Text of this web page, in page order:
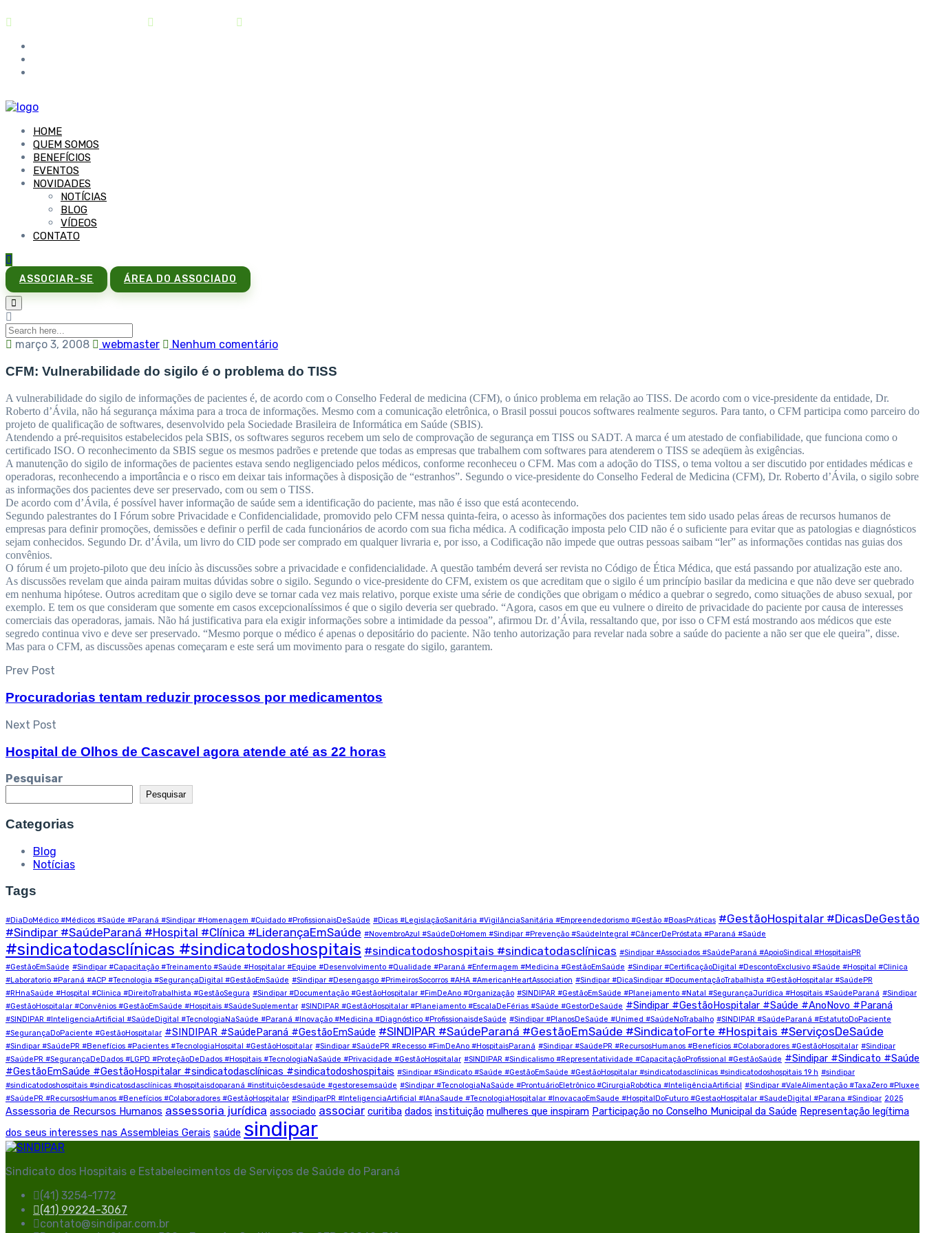
HOME
QUEM SOMOS
BENEFÍCIOS
EVENTOS
NOVIDADES
NOTÍCIAS
BLOG
VÍDEOS
CONTATO
ASSOCIAR-SE ÁREA DO ASSOCIADO
março 3, 2008 webmaster Nenhum comentário
CFM: Vulnerabilidade do sigilo é o problema do TISS
A vulnerabilidade do sigilo de informações de pacientes é, de acordo com o Conselho Federal de medicina (CFM), o único problema em relação ao TISS. De acordo com o vice-presidente da entidade, Dr.
Roberto d’Ávila, não há segurança máxima para a troca de informações. Mesmo com a comunicação eletrônica, o Brasil possui poucos softwares realmente seguros. Para tanto, o CFM participa como parceiro do
projeto de qualificação de softwares, desenvolvido pela Sociedade Brasileira de Informática em Saúde (SBIS).
Atendendo a pré-requisitos estabelecidos pela SBIS, os softwares seguros recebem um selo de comprovação de segurança em TISS ou SADT. A marca é um atestado de confiabilidade, que funciona como o
certificado ISO. O reconhecimento da SBIS segue os mesmos padrões e pretende que todas as empresas que trabalhem com softwares para atenderem o TISS se adeqüem às exigências.
A manutenção do sigilo de informações de pacientes estava sendo negligenciado pelos médicos, conforme reconheceu o CFM. Mas com a adoção do TISS, o tema voltou a ser discutido por entidades médicas e
operadoras, reconhecendo a importância e o risco em deixar tais informações à disposição de “estranhos”. Segundo o vice-presidente do Conselho Federal de Medicina (CFM), Dr. Roberto d’Ávila, o sigilo sobre
as informações dos pacientes deve ser preservado, com ou sem o TISS.
De acordo com d’Ávila, é possível haver informação de saúde sem a identificação do paciente, mas não é isso que está acontecendo.
Segundo palestrantes do I Fórum sobre Privacidade e Confidencialidade, promovido pelo CFM nessa quinta-feira, o acesso às informações dos pacientes tem sido usado pelas áreas de recursos humanos de
empresas para definir promoções, demissões e definir o perfil de cada funcionários de acordo com sua ficha médica. A codificação imposta pelo CID não é o suficiente para evitar que as patologias e diagnósticos
sejam conhecidos. Segundo Dr. d’Ávila, um livro do CID pode ser comprado em qualquer livraria e, por isso, a Codificação não impede que outras pessoas saibam “ler” as informações contidas nas guias dos
convênios.
O fórum é um projeto-piloto que deu início às discussões sobre a privacidade e confidencialidade. A questão também deverá ser revista no Código de Ética Médica, que está passando por atualização este ano.
As discussões revelam que ainda pairam muitas dúvidas sobre o sigilo. Segundo o vice-presidente do CFM, existem os que acreditam que o sigilo é um princípio basilar da medicina e que não deve ser quebrado
em nenhuma hipótese. Outros acreditam que o sigilo deve se tornar cada vez mais relativo, porque existe uma série de condições que obrigam o médico a quebrar o segredo, como situações de abuso sexual, por
exemplo. E tem os que consideram que somente em casos excepcionalíssimos é que o sigilo deveria ser quebrado. “Agora, casos em que eu vulnere o direito de privacidade do paciente por causa de interesses
comerciais das operadoras, jamais. Não há justificativa para ela exigir informações sobre a intimidade da pessoa”, afirmou Dr. d’Ávila, ressaltando que, por isso o CFM está mostrando aos médicos que este
segredo continua vivo e deve ser preservado. “Mesmo porque o médico é apenas o depositário do paciente. Não tenho autorização para revelar nada sobre a saúde do paciente a não ser que ele queira”, disse.
Mas para o CFM, as discussões apenas começaram e este será um movimento para o resgate do sigilo, garantem.
Prev Post
Procuradorias tentam reduzir processos por medicamentos
Next Post
Hospital de Olhos de Cascavel agora atende até as 22 horas
Pesquisar
Pesquisar
Categorias
Blog
Notícias
Tags
#DiaDoMédico #Médicos #Saúde #Paraná #Sindipar #Homenagem #Cuidado #ProfissionaisDeSaúde #Dicas #LegislaçãoSanitária #VigilânciaSanitária #Empreendedorismo #Gestão #BoasPráticas #GestãoHospitalar #DicasDeGestão
#Sindipar #SaúdeParaná #Hospital #Clínica #LiderançaEmSaúde #NovembroAzul #SaúdeDoHomem #Sindipar #Prevenção #SaúdeIntegral #CâncerDePróstata #Paraná #Saúde
#sindicatodasclínicas #sindicatodoshospitais #sindicatodoshospitais #sindicatodasclínicas #Sindipar #Associados #SaúdeParaná #ApoioSindical #HospitaisPR
#GestãoEmSaúde #Sindipar #Capacitação #Treinamento #Saúde #Hospitalar #Equipe #Desenvolvimento #Qualidade #Paraná #Enfermagem #Medicina #GestãoEmSaúde #Sindipar #CertificaçãoDigital #DescontoExclusivo #Saúde #Hospital #Clinica
#Laboratorio #Paraná #ACP #Tecnologia #SegurançaDigital #GestãoEmSaúde #Sindipar #Desengasgo #PrimeirosSocorros #AHA #AmericanHeartAssociation #Sindipar #DicaSindipar #DocumentaçãoTrabalhista #GestãoHospitalar #SaúdePR
#RHnaSaúde #Hospital #Clinica #DireitoTrabalhista #GestãoSegura #Sindipar #Documentação #GestãoHospitalar #FimDeAno #Organização #SINDIPAR #GestãoEmSaúde #Planejamento #Natal #SegurançaJurídica #Hospitais #SaúdeParaná #Sindipar
#GestãoHospitalar #Convênios #GestãoEmSaúde #Hospitais #SaúdeSuplementar #SINDIPAR #GestãoHospitalar #Planejamento #EscalaDeFérias #Saúde #GestorDeSaúde #Sindipar #GestãoHospitalar #Saúde #AnoNovo #Paraná
#SINDIPAR #InteligenciaArtificial #SaúdeDigital #TecnologiaNaSaúde #Paraná #Inovação #Medicina #Diagnóstico #ProfissionaisdeSaúde #Sindipar #PlanosDeSaúde #Unimed #SaúdeNoTrabalho #SINDIPAR #SaúdeParaná #EstatutoDoPaciente
#SegurançaDoPaciente #GestãoHospitalar #SINDIPAR #SaúdeParaná #GestãoEmSaúde #SINDIPAR #SaúdeParaná #GestãoEmSaúde #SindicatoForte #Hospitais #ServiçosDeSaúde
#Sindipar #SaúdePR #Benefícios #Pacientes #TecnologiaHospital #GestãoHospitalar #Sindipar #SaúdePR #Recesso #FimDeAno #HospitaisParaná #Sindipar #SaúdePR #RecursosHumanos #Benefícios #Colaboradores #GestãoHospitalar #Sindipar
#SaúdePR #SegurançaDeDados #LGPD #ProteçãoDeDados #Hospitais #TecnologiaNaSaúde #Privacidade #GestãoHospitalar #SINDIPAR #Sindicalismo #Representatividade #CapacitaçãoProfissional #GestãoSaúde #Sindipar #Sindicato #Saúde
#GestãoEmSaúde #GestãoHospitalar #sindicatodasclínicas #sindicatodoshospitais #Sindipar #Sindicato #Saúde #GestãoEmSaúde #GestãoHospitalar #sindicatodasclínicas #sindicatodoshospitais 19 h #sindipar
#sindicatodoshospitais #sindicatosdasclínicas #hospitaisdoparaná #instituiçõesdesaúde #gestoresemsaúde #Sindipar #TecnologiaNaSaúde #ProntuárioEletrônico #CirurgiaRobótica #InteligênciaArtificial
#Sindipar #ValeAlimentação #TaxaZero #Pluxee
#SaúdePR #RecursosHumanos #Benefícios #Colaboradores #GestãoHospitalar #SindiparPR #InteligenciaArtificial #IAnaSaude #TecnologiaHospitalar #InovacaoEmSaude #HospitalDoFuturo #GestaoHospitalar #SaudeDigital #Parana #Sindipar 2025
Assessoria de Recursos Humanos assessoria jurídica associado associar curitiba dados instituição mulheres que inspiram Participação no Conselho Municipal da Saúde Representação legítima
dos seus interesses nas Assembleias Gerais saúde sindipar
Sindicato dos Hospitais e Estabelecimentos de Serviços de Saúde do Paraná
(41) 3254-1772
(41) 99224-3067
contato@sindipar.com.br